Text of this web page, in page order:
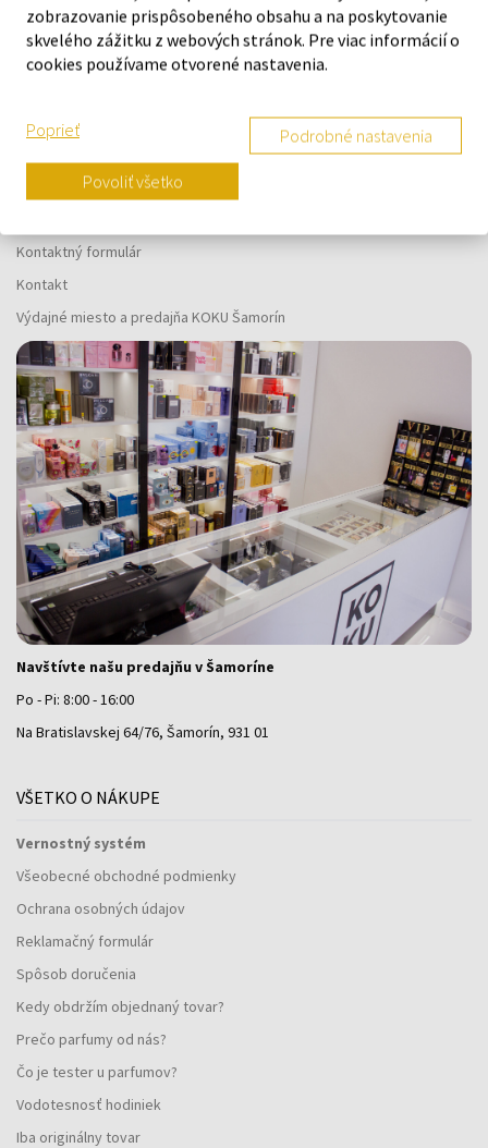
vás
O SPOLOČNOSTI
Kontaktný formulár
Kontakt
Výdajné miesto a predajňa KOKU Šamorín
Navštívte našu predajňu v Šamoríne
Po - Pi: 8:00 - 16:00
Na Bratislavskej 64/76, Šamorín, 931 01
VŠETKO O NÁKUPE
Vernostný systém
Všeobecné obchodné podmienky
Ochrana osobných údajov
Reklamačný formulár
Spôsob doručenia
Kedy obdržím objednaný tovar?
Prečo parfumy od nás?
Čo je tester u parfumov?
Vodotesnosť hodiniek
Iba originálny tovar
zobrazovanie prispôsobeného obsahu a na poskytovanie
skvelého zážitku z webových stránok. Pre viac informácií o
cookies používame otvorené nastavenia.
Poprieť Podrobné nastavenia
Povoliť všetko